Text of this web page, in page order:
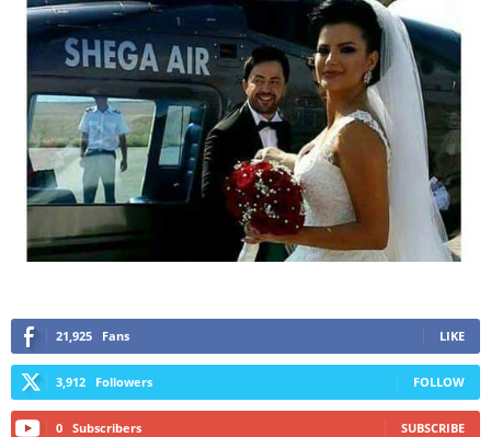
21,925 Fans LIKE
3,912 Followers FOLLOW
0 Subscribers SUBSCRIBE